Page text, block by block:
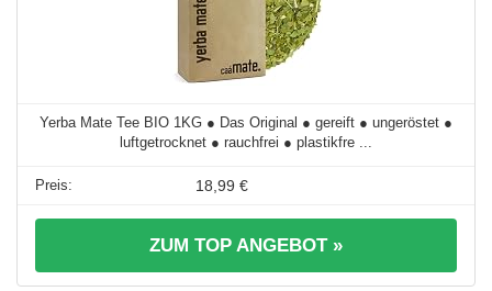
Yerba Mate Tee BIO 1KG ● Das Original ● gereift ● ungeröstet ●
luftgetrocknet ● rauchfrei ● plastikfre ...
18,99 €
ZUM TOP ANGEBOT »